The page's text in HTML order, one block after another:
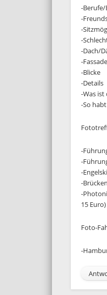
-Berufe/
-
-
-
-Dach/
-
-Blicke
-Details
-Was ist
-So
-
-
-
-
-
15 Euro)
Foto-
-